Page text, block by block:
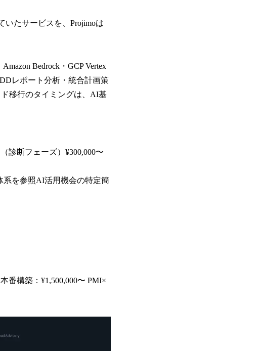
たサービスを、Projimoは
Bedrock・GCP Vertex
レポート分析・統合計画策
移行のタイミングは、AI基
断フェーズ）¥300,000〜
を参照AI活用機会の特定簡
番構築：¥1,500,000〜 PMI×